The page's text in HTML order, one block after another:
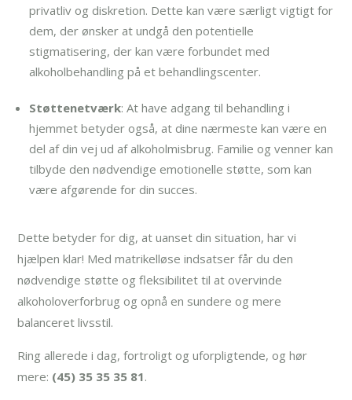
privatliv og diskretion. Dette kan være særligt vigtigt for
dem, der ønsker at undgå den potentielle
stigmatisering, der kan være forbundet med
alkoholbehandling på et behandlingscenter.
Støttenetværk: At have adgang til behandling i
hjemmet betyder også, at dine nærmeste kan være en
del af din vej ud af alkoholmisbrug. Familie og venner kan
tilbyde den nødvendige emotionelle støtte, som kan
være afgørende for din succes.
Dette betyder for dig, at uanset din situation, har vi
hjælpen klar! Med matrikelløse indsatser får du den
nødvendige støtte og fleksibilitet til at overvinde
alkoholoverforbrug og opnå en sundere og mere
balanceret livsstil.
Ring allerede i dag, fortroligt og uforpligtende, og hør
mere: (45) 35 35 35 81.